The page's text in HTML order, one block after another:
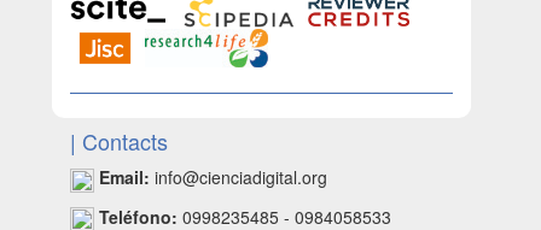
| Contacts
Email: info@cienciadigital.org
Teléfono: 0998235485 - 0984058533